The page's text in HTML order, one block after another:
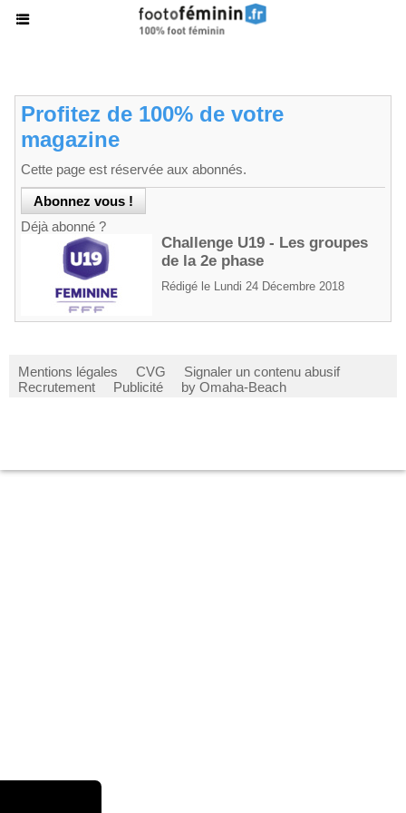
Profitez de 100% de votre
magazine
Cette page est réservée aux abonnés.
Déjà abonné ?
Challenge U19 - Les groupes
de la 2e phase
Rédigé le Lundi 24 Décembre 2018
Mentions légales CVG
Signaler un contenu abusif
Recrutement
Publicité by Omaha-Beach